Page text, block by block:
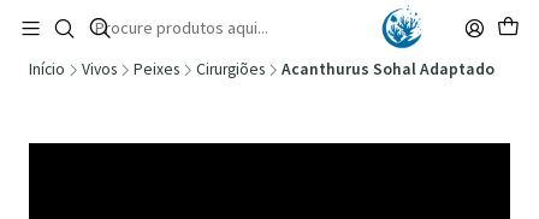
🚚 Portugal Continental: Portes Grátis desde 149,90€ (Envio extresso: 14,90€)
Ler mais
Início Vivos Peixes Cirurgiões Acanthurus Sohal Adaptado